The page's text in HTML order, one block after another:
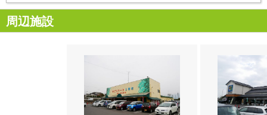
周辺施設